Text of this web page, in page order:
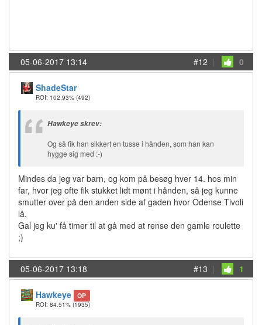
05-06-2017 13:14 #12 | 0
ShadeStar
ROI: 102.93% (492)
Hawkeye skrev:
Og så fik han sikkert en tusse i hånden, som han kan
hygge sig med :-)
Mindes da jeg var barn, og kom på besøg hver 14. hos min
far, hvor jeg ofte fik stukket lidt mønt i hånden, så jeg kunne
smutter over på den anden side af gaden hvor Odense Tivoli
lå.
Gal jeg ku' få timer til at gå med at rense den gamle roulette
;)
05-06-2017 13:18 #13 | 1
Hawkeye OP
ROI: 84.51% (1935)